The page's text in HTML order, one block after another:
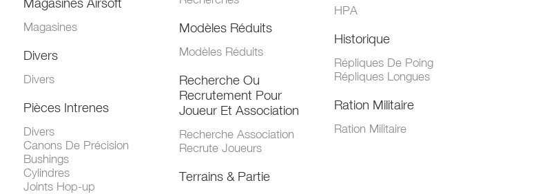
Magasines
Divers
Divers
Pièces Intrenes
Divers
Canons De Précision
Bushings
Cylindres
Joints Hop-up
Modèles Réduits
Modèles Réduits
Recherche Ou
Recrutement Pour
Joueur Et Association
Recherche Association
Recrute Joueurs
Terrains & Partie
HPA
Historique
Répliques De Poing
Répliques Longues
Ration Militaire
Ration Militaire